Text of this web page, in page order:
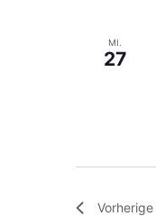
MI.
27
Vorherige